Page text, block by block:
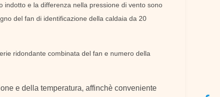
e la differenza nella pressione di vento sono
del fan di identificazione della caldaia da 20
ridondante combinata del fan e numero della
e della temperatura, affinchè conveniente